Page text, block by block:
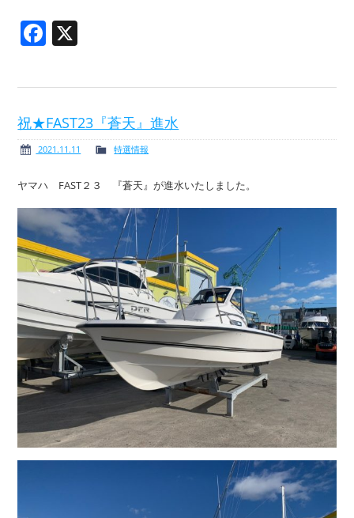
Facebook
祝★FAST23『蒼天』進水
2021.11.11 特選情報
ヤマハ FAST２３ 『蒼天』が進水いたしました。